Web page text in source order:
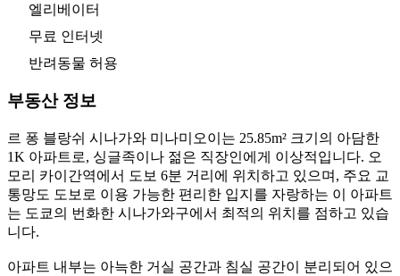
엘리베이터
무료 인터넷
반려동물 허용
부동산 정보
르 퐁 블랑쉬 시나가와 미나미오이는 25.85m² 크기의 아담한
1K 아파트로, 싱글족이나 젊은 직장인에게 이상적입니다. 오
모리 카이간역에서 도보 6분 거리에 위치하고 있으며, 주요 교
통망도 도보로 이용 가능한 편리한 입지를 자랑하는 이 아파트
는 도쿄의 번화한 시나가와구에서 최적의 위치를 점하고 있습
니다.
아파트 내부는 아늑한 거실 공간과 침실 공간이 분리되어 있으